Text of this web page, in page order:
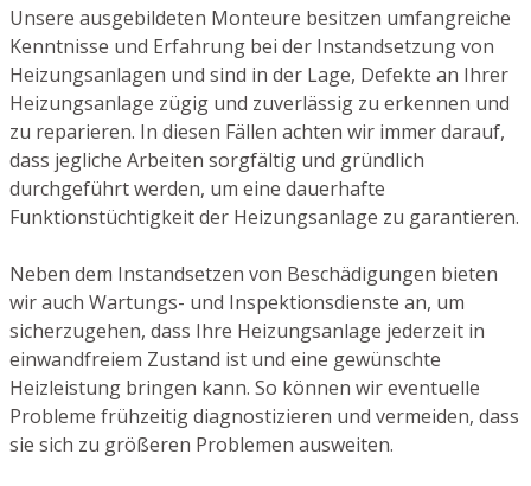
Unsere ausgebildeten Monteure besitzen umfangreiche
Kenntnisse und Erfahrung bei der Instandsetzung von
Heizungsanlagen und sind in der Lage, Defekte an Ihrer
Heizungsanlage zügig und zuverlässig zu erkennen und
zu reparieren. In diesen Fällen achten wir immer darauf,
dass jegliche Arbeiten sorgfältig und gründlich
durchgeführt werden, um eine dauerhafte
Funktionstüchtigkeit der Heizungsanlage zu garantieren.
Neben dem Instandsetzen von Beschädigungen bieten
wir auch Wartungs- und Inspektionsdienste an, um
sicherzugehen, dass Ihre Heizungsanlage jederzeit in
einwandfreiem Zustand ist und eine gewünschte
Heizleistung bringen kann. So können wir eventuelle
Probleme frühzeitig diagnostizieren und vermeiden, dass
sie sich zu größeren Problemen ausweiten.